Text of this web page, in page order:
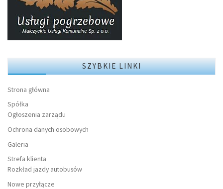
SZYBKIE LINKI
Strona główna
Spółka
Ogłoszenia zarządu
Ochrona danych osobowych
Galeria
Strefa klienta
Rozkład jazdy autobusów
Nowe przyłącze